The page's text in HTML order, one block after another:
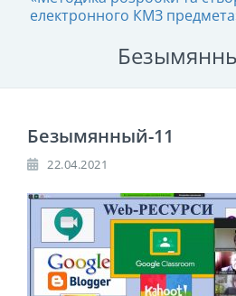
електронного КМЗ
Безымянный-11
22.04.2021